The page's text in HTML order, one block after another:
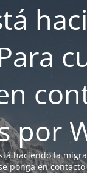
por
haciendo la
ponga en